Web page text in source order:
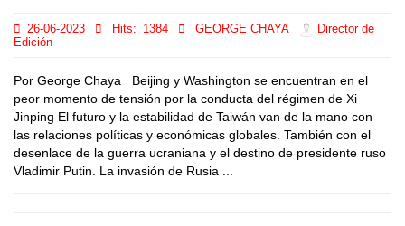
26-06-2023 Hits: 1384 GEORGE CHAYA
Director de
Edición
Por George Chaya Beijing y Washington se encuentran en el
peor momento de tensión por la conducta del régimen de Xi
Jinping El futuro y la estabilidad de Taiwán van de la mano con
las relaciones políticas y económicas globales. También con el
desenlace de la guerra ucraniana y el destino de presidente ruso
Vladimir Putin. La invasión de Rusia ...